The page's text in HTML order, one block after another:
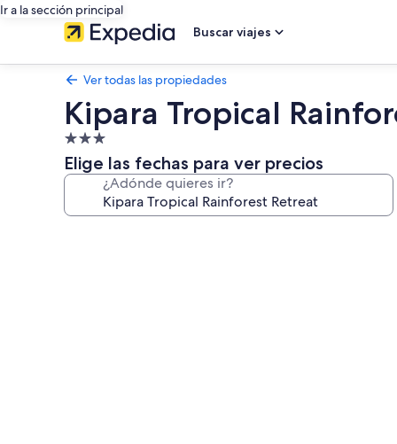
Ir a la sección principal
Buscar viajes
Ver todas las propiedades
Kipara Tropical
Propiedad
de
3.0
estrellas
Elige las fechas para ver precios
¿Adónde quieres ir?